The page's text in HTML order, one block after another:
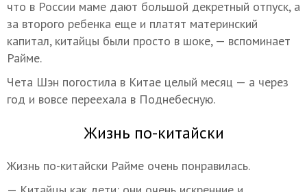
что в России маме дают большой декретный отпуск, а
за второго ребенка еще и платят материнский
капитал, китайцы были просто в шоке, — вспоминает
Райме.
Чета Шэн погостила в Китае целый месяц — а через
год и вовсе переехала в Поднебесную.
Жизнь по-китайски
Жизнь по-китайски Райме очень понравилась.